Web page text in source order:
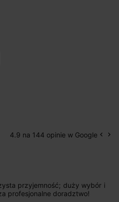
4.9 na 144 opinie w Google keyboard_arrow_left keyboard_arrow_right
przyjemność; duży wybór i
profesjonalne doradztwo!